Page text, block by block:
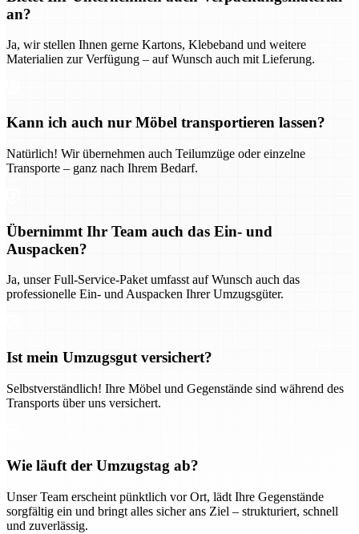
an?
Ja, wir stellen Ihnen gerne Kartons, Klebeband und weitere
Materialien zur Verfügung – auf Wunsch auch mit Lieferung.
Kann ich auch nur Möbel transportieren lassen?
Natürlich! Wir übernehmen auch Teilumzüge oder einzelne
Transporte – ganz nach Ihrem Bedarf.
Übernimmt Ihr Team auch das Ein- und
Auspacken?
Ja, unser Full-Service-Paket umfasst auf Wunsch auch das
professionelle Ein- und Auspacken Ihrer Umzugsgüter.
Ist mein Umzugsgut versichert?
Selbstverständlich! Ihre Möbel und Gegenstände sind während des
Transports über uns versichert.
Wie läuft der Umzugstag ab?
Unser Team erscheint pünktlich vor Ort, lädt Ihre Gegenstände
sorgfältig ein und bringt alles sicher ans Ziel – strukturiert, schnell
und zuverlässig.